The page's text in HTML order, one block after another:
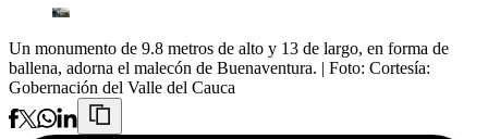
Un monumento de 9.8 metros de alto y 13 de largo, en forma de
ballena, adorna el malecón de Buenaventura. | Foto: Cortesía:
Gobernación del Valle del Cauca